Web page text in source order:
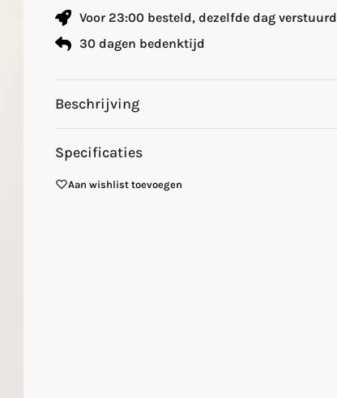
Voor 23:00 besteld, dezelfde dag verstuurd
30 dagen bedenktijd
Beschrijving
Specificaties
Aan wishlist toevoegen